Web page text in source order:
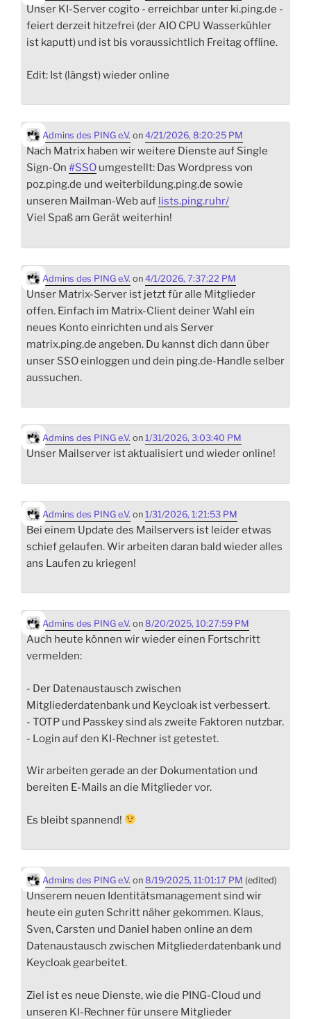
Unser KI-Server cogito - erreichbar unter ki.ping.de -
feiert derzeit hitzefrei (der AIO CPU Wasserkühler
ist kaputt) und ist bis voraussichtlich Freitag offline.
Edit: Ist (längst) wieder online
Admins des PING e.V. on 4/21/2026, 8:20:25 PM
Nach Matrix haben wir weitere Dienste auf Single
Sign-On #SSO umgestellt: Das Wordpress von
poz.ping.de und weiterbildung.ping.de sowie
unseren Mailman-Web auf lists.ping.ruhr/
Viel Spaß am Gerät weiterhin!
Admins des PING e.V. on 4/1/2026, 7:37:22 PM
Unser Matrix-Server ist jetzt für alle Mitglieder
offen. Einfach im Matrix-Client deiner Wahl ein
neues Konto einrichten und als Server
matrix.ping.de angeben. Du kannst dich dann über
unser SSO einloggen und dein ping.de-Handle selber
aussuchen.
Admins des PING e.V. on 1/31/2026, 3:03:40 PM
Unser Mailserver ist aktualisiert und wieder online!
Admins des PING e.V. on 1/31/2026, 1:21:53 PM
Bei einem Update des Mailservers ist leider etwas
schief gelaufen. Wir arbeiten daran bald wieder alles
ans Laufen zu kriegen!
Admins des PING e.V. on 8/20/2025, 10:27:59 PM
Auch heute können wir wieder einen Fortschritt
vermelden:
- Der Datenaustausch zwischen
Mitgliederdatenbank und Keycloak ist verbessert.
- TOTP und Passkey sind als zweite Faktoren nutzbar.
- Login auf den KI-Rechner ist getestet.
Wir arbeiten gerade an der Dokumentation und
bereiten E-Mails an die Mitglieder vor.
Es bleibt spannend!
Admins des PING e.V. on 8/19/2025, 11:01:17 PM (edited)
Unserem neuen Identitätsmanagement sind wir
heute ein guten Schritt näher gekommen. Klaus,
Sven, Carsten und Daniel haben online an dem
Datenaustausch zwischen Mitgliederdatenbank und
Keycloak gearbeitet.
Ziel ist es neue Dienste, wie die PING-Cloud und
unseren KI-Rechner für unsere Mitglieder